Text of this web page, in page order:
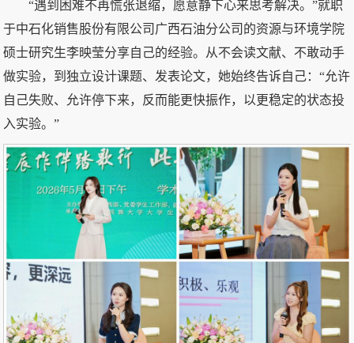
“遇到困难不再慌张退缩，愿意静下心来思考解决。”就职
于中石化销售股份有限公司广西石油分公司的资源与环境学院
硕士研究生李映莹分享自己的经验。从不会读文献、不敢动手
做实验，到独立设计课题、发表论文，她始终告诉自己：“允许
自己失败、允许停下来，反而能更快振作，以更稳定的状态投
入实验。”